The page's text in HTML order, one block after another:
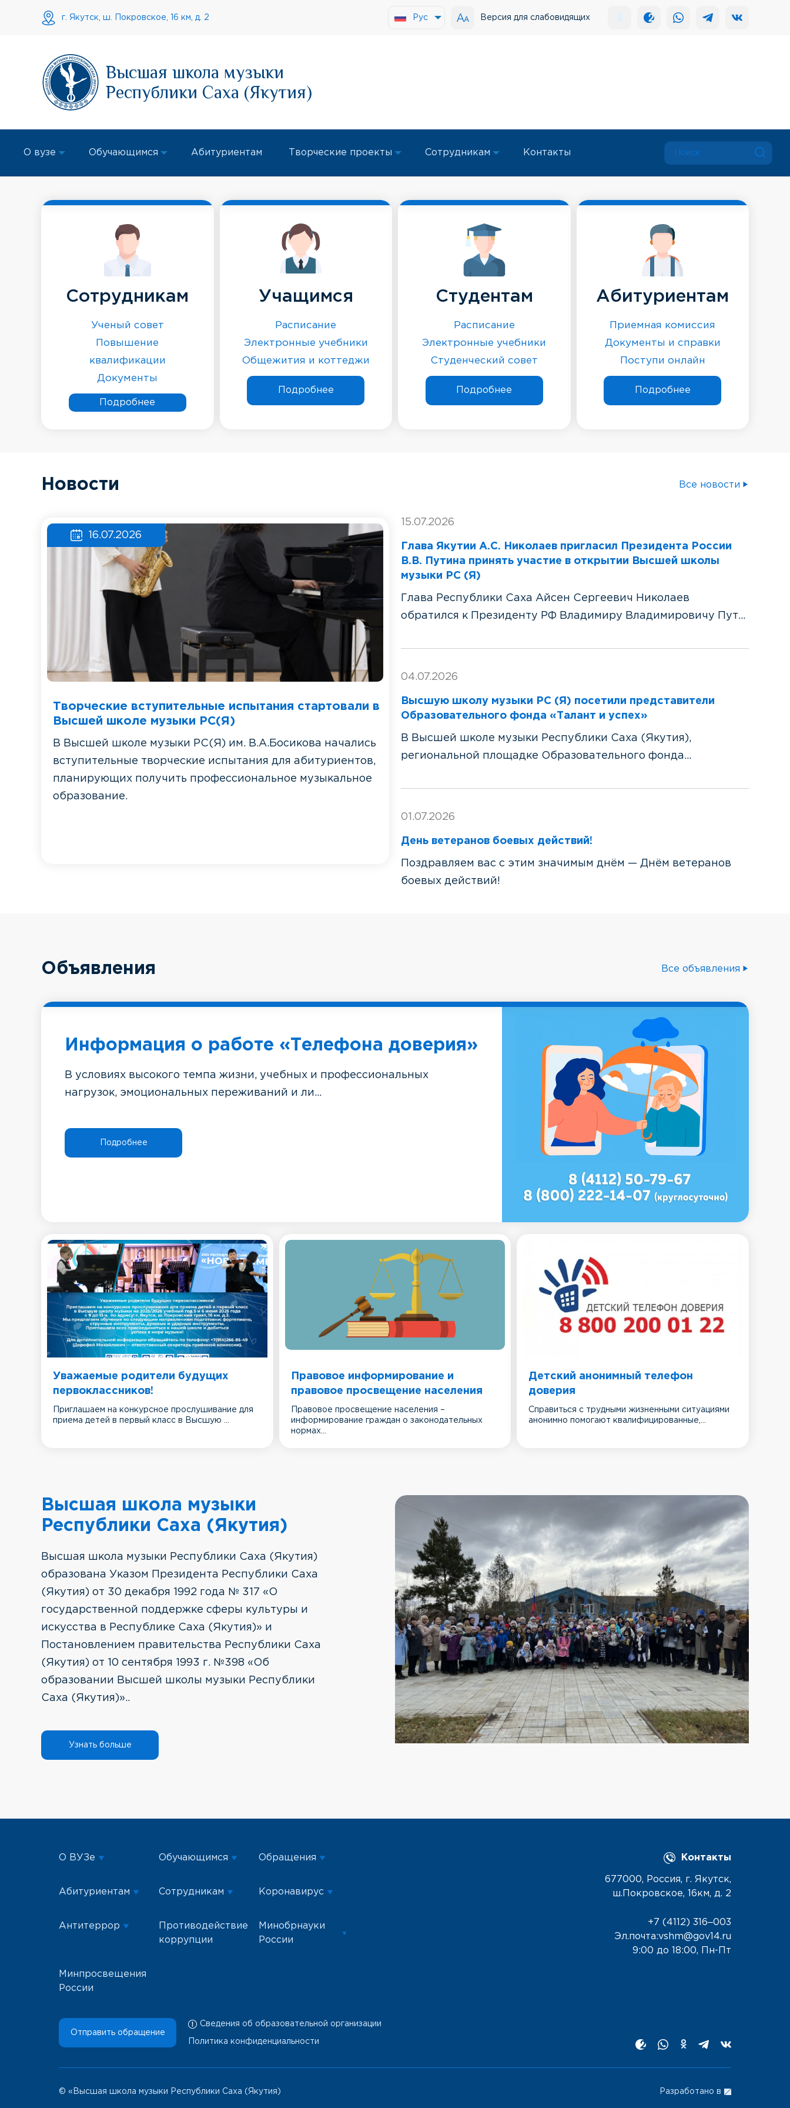
г. Якутск, ш. Покровское, 16 км, д. 2 Рус Версия для слабовидящих
Высшая школа музыки
Республики Саха (Якутия)
О вузе Обучающимся Абитуриентам Творческие проекты Сотрудникам Контакты
Сотрудникам
Ученый совет
Повышение
квалификации
Документы
Подробнее
Учащимся
Расписание
Электронные учебники
Общежития и коттеджи
Подробнее
Студентам
Расписание
Электронные учебники
Студенческий совет
Подробнее
Абитуриентам
Приемная комиссия
Документы и справки
Поступи онлайн
Подробнее
Новости Все новости
16.07.2026
Творческие вступительные испытания стартовали в
Высшей школе музыки РС(Я)
В Высшей школе музыки РС(Я) им. В.А.Босикова начались
вступительные творческие испытания для абитуриентов,
планирующих получить профессиональное музыкальное
образование.
15.07.2026
Глава Якутии А.С. Николаев пригласил Президента России
В.В. Путина принять участие в открытии Высшей школы
музыки РС (Я)
Глава Республики Саха Айсен Сергеевич Николаев
обратился к Президенту РФ Владимиру Владимировичу Пут...
04.07.2026
Высшую школу музыки РС (Я) посетили представители
Образовательного фонда «Талант и успех»
В Высшей школе музыки Республики Саха (Якутия),
региональной площадке Образовательного фонда...
01.07.2026
День ветеранов боевых действий!
Поздравляем вас с этим значимым днём — Днём ветеранов
боевых действий!
Объявления Все объявления
Информация о работе «Телефона доверия»
В условиях высокого темпа жизни, учебных и профессиональных
нагрузок, эмоциональных переживаний и ли...
Подробнее
Уважаемые родители будущих
первоклассников!
Приглашаем на конкурсное прослушивание для
приема детей в первый класс в Высшую ...
Правовое информирование и
правовое просвещение населения
Правовое просвещение населения –
информирование граждан о законодательных
нормах...
Детский анонимный телефон
доверия
Справиться с трудными жизненными ситуациями
анонимно помогают квалифицированные,...
Высшая школа музыки
Республики Саха (Якутия)
Высшая школа музыки Республики Саха (Якутия)
образована Указом Президента Республики Саха
(Якутия) от 30 декабря 1992 года № 317 «О
государственной поддержке сферы культуры и
искусства в Республике Саха (Якутия)» и
Постановлением правительства Республики Саха
(Якутия) от 10 сентября 1993 г. №398 «Об
образовании Высшей школы музыки Республики
Саха (Якутия)»..
Узнать больше
О ВУЗе Обучающимся Обращения
Абитуриентам Сотрудникам Коронавирус
Антитеррор
Противодействие
коррупции
Минобрнауки
России
Минпросвещения
России
Контакты
677000, Россия, г. Якутск,
ш.Покровское, 16км, д. 2
+7 (4112) 316‒003
Эл.почта:vshm@gov14.ru
9:00 до 18:00, Пн-Пт
Отправить обращение
Сведения об образовательной организации
Политика конфиденциальности
© «Высшая школа музыки Республики Саха (Якутия) Разработано в